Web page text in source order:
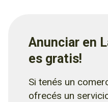
Anunciar en
es gratis!
Si tenés un
ofrecés un